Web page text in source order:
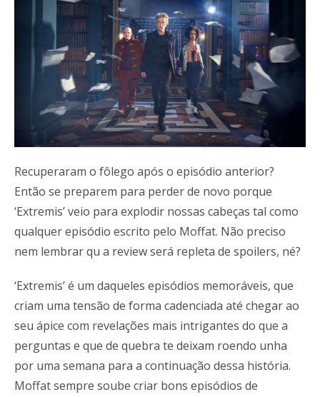
Recuperaram o fôlego após o episódio anterior?
Então se preparem para perder de novo porque
‘Extremis’ veio para explodir nossas cabeças tal como
qualquer episódio escrito pelo Moffat. Não preciso
nem lembrar qu a review será repleta de spoilers, né?
‘Extremis’ é um daqueles episódios memoráveis, que
criam uma tensão de forma cadenciada até chegar ao
seu ápice com revelações mais intrigantes do que a
perguntas e que de quebra te deixam roendo unha
por uma semana para a continuação dessa história.
Moffat sempre soube criar bons episódios de